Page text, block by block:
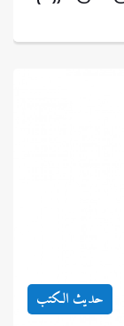
حديث الكتب